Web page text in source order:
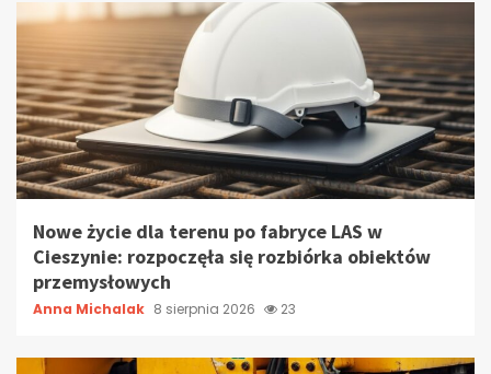
Nowe życie dla terenu po fabryce LAS w
Cieszynie: rozpoczęła się rozbiórka obiektów
przemysłowych
Anna Michalak 8 sierpnia 2026 23